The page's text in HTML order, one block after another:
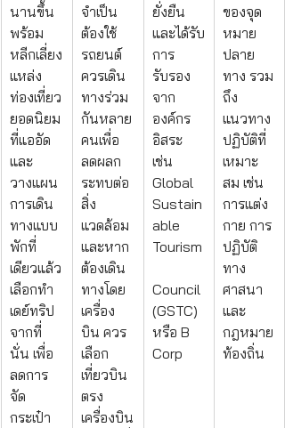
นานขึ้น
พร้อม
หลีกเลี่ยง
แหล่ง
ท่องเที่ยว
ยอดนิยม
ที่แออัด
และ
วางแผน
การเดิน
ทางแบบ
พักที่
เดียวแล้ว
เลือกทำ
เดย์ทริป
จากที่
นั่น เพื่อ
ลดการ
จัด
กระเป๋า
จำเป็น
ต้องใช้
รถยนต์
ควรเดิน
ทางร่วม
กันหลาย
คนเพื่อ
ลดผลก
ระทบต่อ
สิ่ง
แวดล้อม
และหาก
ต้องเดิน
ทางโดย
เครื่อง
บิน ควร
เลือก
เที่ยวบิน
ตรง
เครื่องบิน
ยั่งยืน
และได้รับ
การ
รับรอง
จาก
องค์กร
อิสระ
เช่น
Global
Sustain
able
Tourism
Council
(GSTC)
หรือ B
Corp
ของจุด
หมาย
ปลาย
ทาง รวม
ถึง
แนวทาง
ปฏิบัติที่
เหมาะ
สม เช่น
การแต่ง
กาย การ
ปฏิบัติ
ทาง
ศาสนา
และ
กฎหมาย
ท้องถิ่น